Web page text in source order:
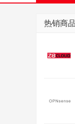
热销商品